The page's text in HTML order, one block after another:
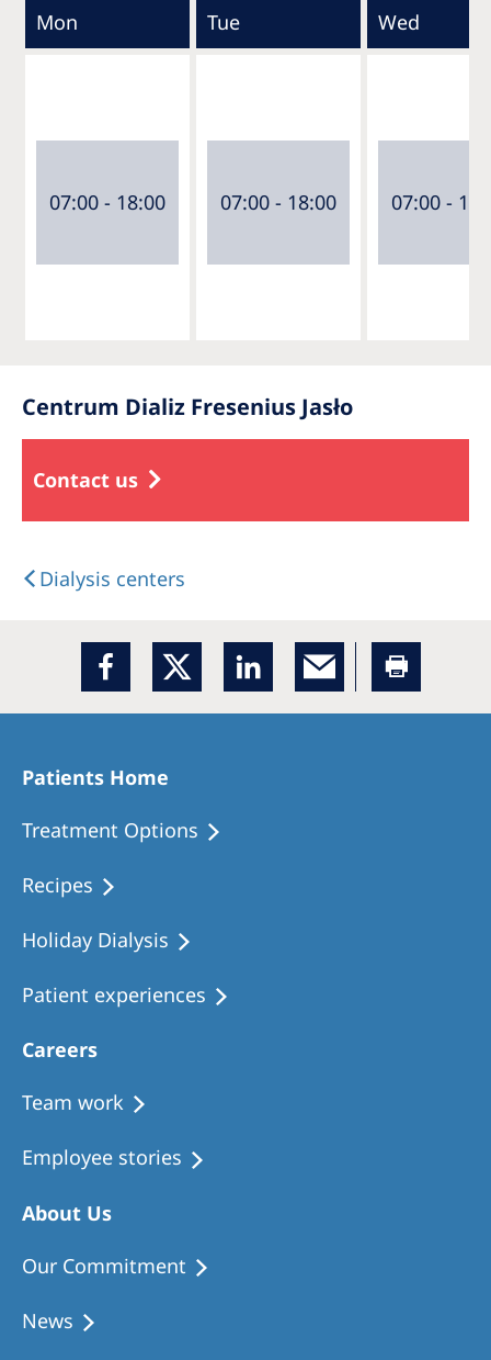
Mon Tue Wed
07:00 - 18:00 07:00 - 18:00 07:00 -
Centrum Dializ Fresenius Jasło
Contact us
Dialysis centers
Patients Home
Treatment Options
Recipes
Holiday Dialysis
Patient experiences
Careers
Team work
Employee stories
About Us
Our Commitment
News